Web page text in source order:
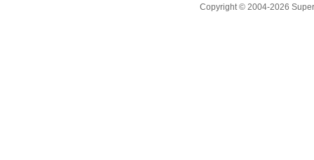
Copyright © 2004-2026